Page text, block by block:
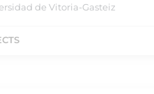
de Vitoria-Gasteiz